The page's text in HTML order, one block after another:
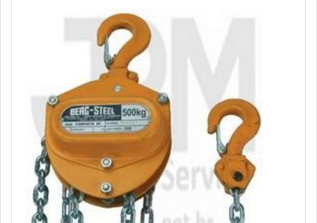
uma estrutura com oficina completa onde é realizado
determinados consertos que exigem maior capacidade
física estrutural e biblioteca técnica de apoio, tudo para
garantir talha manual 3 toneladas com excelente custo-
benefício. Há muitas maneiras eficientes de demonstrar
competência e excelência em sua área de atuação. A
JRM se mostra referência por ter: Sistema de gestão de
manutenção online; Seguro de responsabilidade civil;
Assessoria técnica especializada.Sem trocar o foco
sobre talha manual 3 toneladas, mais do que visar
apenas lucratividade, deve oferecer produtos e serviços
que tenham ótima qualidade e assertividade, pontos
importantes que ficam de fora no planejamento de